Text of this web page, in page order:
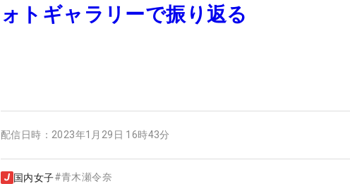
ォトギャラリーで振り返る
配信日時： 2023年1月29日 16時43分
国内女子#青木瀬令奈